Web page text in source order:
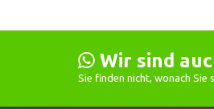
Wir sind
Sie finden nicht, wonach Sie